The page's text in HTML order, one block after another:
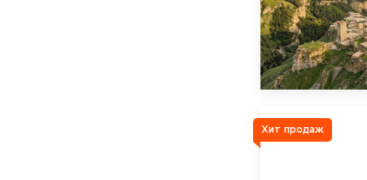
Хит продаж